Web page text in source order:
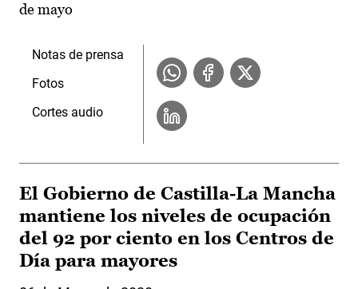
de mayo
Notas de prensa
Fotos
Cortes audio
El Gobierno de Castilla-La Mancha
mantiene los niveles de ocupación
del 92 por ciento en los Centros de
Día para mayores